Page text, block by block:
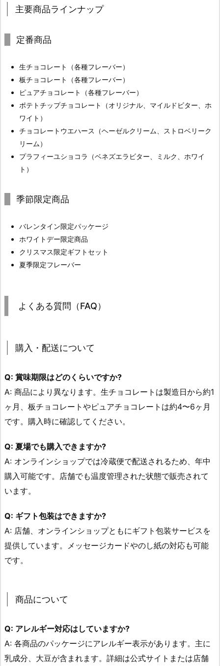
主要商品ラインナップ
定番商品
生チョコレート（各種フレーバー）
板チョコレート（各種フレーバー）
ピュアチョコレート（各種フレーバー）
ポテトチップチョコレート（オリジナル、マイルドビター、ホ
ワイト）
チョコレートウエハース（ヘーゼルクリーム、ストロベリーク
リーム）
プラフィーユショコラ（ベネズエラビター、ミルク、ホワイ
ト）
季節限定商品
バレンタイン限定パッケージ
ホワイトデー限定商品
クリスマス限定ギフトセット
夏季限定フレーバー
よくある質問（FAQ）
購入・配送について
Q: 賞味期限はどのくらいですか?
A: 商品により異なります。生チョコレートは製造日から約1
ヶ月、板チョコレートやピュアチョコレートは約4〜6ヶ月
です。購入時に確認してください。
Q: 夏場でも購入できますか?
A: オンラインショップでは冷蔵便で配送されるため、年中
購入可能です。店舗でも温度管理された状態で販売されて
います。
Q: ギフト包装はできますか?
A: 店舗、オンラインショップともにギフト包装サービスを
提供しています。メッセージカードやのし紙の対応も可能
です。
商品について
Q: アレルギー対応はしていますか?
A: 各商品のパッケージにアレルギー表示があります。主に
乳成分、大豆が含まれます。詳細は公式サイトまたは店舗